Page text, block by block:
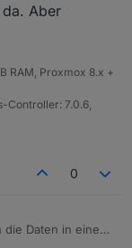
Aber
RAM, Proxmox 8.x +
Controller: 7.0.6,
0
die Daten in einer